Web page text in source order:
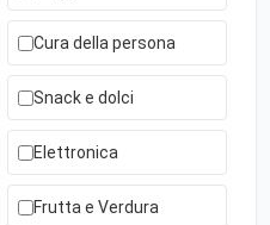
Cura della persona
Snack e dolci
Elettronica
Frutta e Verdura